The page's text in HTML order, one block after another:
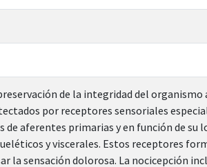
de la integridad del organismo
por receptores sensoriales
aferentes primarias y en función de su
y viscerales. Estos receptores
la sensación dolorosa. La nocicepción